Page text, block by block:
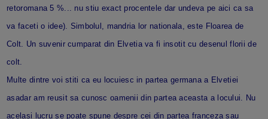
retoromana 5 %... nu stiu exact procentele dar undeva pe aici ca sa
va faceti o idee). Simbolul, mandria lor nationala, este Floarea de
Colt. Un suvenir cumparat din Elvetia va fi insotit cu desenul florii de
colt.
Multe dintre voi stiti ca eu locuiesc in partea germana a Elvetiei
asadar am reusit sa cunosc oamenii din partea aceasta a locului. Nu
acelasi lucru se poate spune despre cei din partea franceza sau